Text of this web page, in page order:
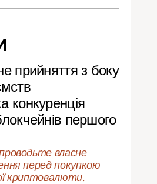
прийняття з боку
конкуренція
першого
власне
перед покупкою
криптовалюти.